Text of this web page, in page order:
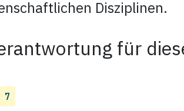
Disziplinen.
für
7